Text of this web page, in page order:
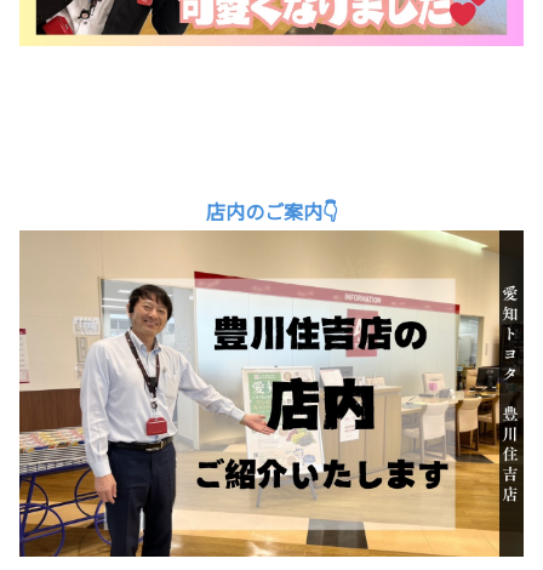
店内のご案内👇